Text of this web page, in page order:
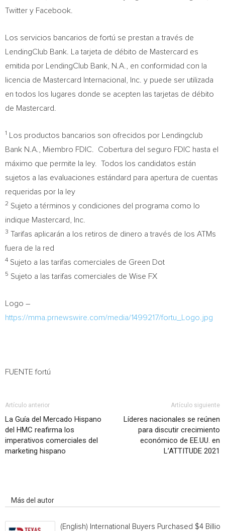
Twitter y Facebook.
Los servicios bancarios de fortú se prestan a través de
LendingClub Bank. La tarjeta de débito de Mastercard es
emitida por LendingClub Bank, N.A., en conformidad con la
licencia de Mastercard Internacional, Inc. y puede ser utilizada
en todos los lugares donde se acepten las tarjetas de débito
de Mastercard.
1
Los productos bancarios son ofrecidos por Lendingclub
Bank N.A., Miembro FDIC. Cobertura del seguro FDIC hasta el
máximo que permite la ley. Todos los candidatos están
sujetos a las evaluaciones estándard para apertura de cuentas
requeridas por la ley
2 Sujeto a términos y condiciones del programa como lo
indique Mastercard, Inc.
3 Tarifas aplicarán a los retiros de dinero a través de los ATMs
fuera de la red
4 Sujeto a las tarifas comerciales de Green Dot
5 Sujeto a las tarifas comerciales de Wise FX
Logo –
https://mma.prnewswire.com/media/1499217/fortu_Logo.jpg
FUENTE fortú
Artículo anterior
La Guía del Mercado Hispano
del HMC reafirma los
imperativos comerciales del
marketing hispano
Artículo siguiente
Líderes nacionales se reúnen
para discutir crecimiento
económico de EE.UU. en
L’ATTITUDE 2021
Más del autor
(English) International Buyers Purchased $4 Billion